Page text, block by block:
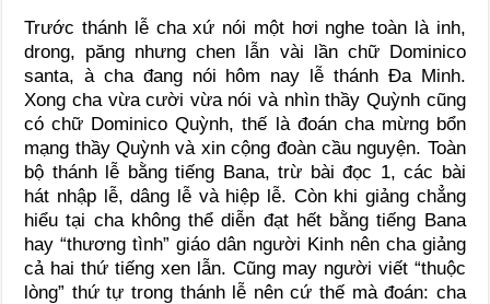
Trước thánh lễ cha xứ nói một hơi nghe toàn là inh,
drong, păng nhưng chen lẫn vài lần chữ Dominico
santa, à cha đang nói hôm nay lễ thánh Đa Minh.
Xong cha vừa cười vừa nói và nhìn thầy Quỳnh cũng
có chữ Dominico Quỳnh, thế là đoán cha mừng bổn
mạng thầy Quỳnh và xin cộng đoàn cầu nguyện. Toàn
bộ thánh lễ bằng tiếng Bana, trừ bài đọc 1, các bài
hát nhập lễ, dâng lễ và hiệp lễ. Còn khi giảng chẳng
hiểu tại cha không thể diễn đạt hết bằng tiếng Bana
hay “thương tình” giáo dân người Kinh nên cha giảng
cả hai thứ tiếng xen lẫn. Cũng may người viết “thuộc
lòng” thứ tự trong thánh lễ nên cứ thế mà đoán: cha